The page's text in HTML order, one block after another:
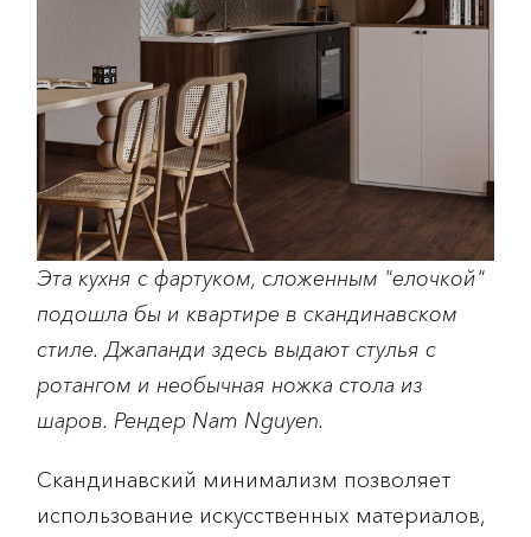
Эта кухня с фартуком, сложенным "елочкой"
подошла бы и квартире в скандинавском
стиле. Джапанди здесь выдают стулья с
ротангом и необычная ножка стола из
шаров. Рендер Nam Nguyen.
Скандинавский минимализм позволяет
использование искусственных материалов,